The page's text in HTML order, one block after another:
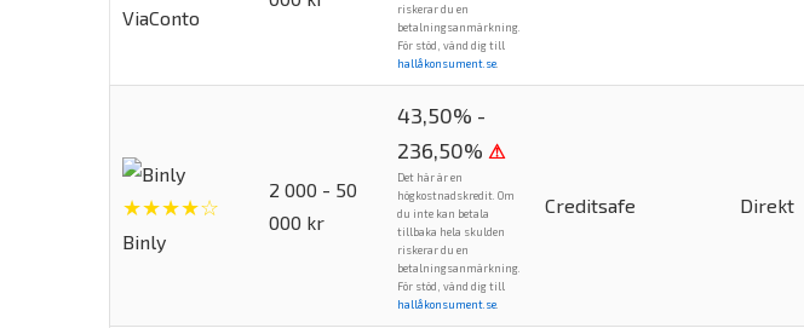
ViaConto
riskerar du en
betalningsanmärkning.
För stöd, vänd dig till
hallåkonsument.se
★★★★☆
Binly
2 000 - 50
000 kr
43,50% -
236,50% ⚠
Det här är en
högkostnadskredit. Om
du inte kan betala
tillbaka hela skulden
riskerar du en
betalningsanmärkning.
För stöd, vänd dig till
hallåkonsument.se
Creditsafe Direkt